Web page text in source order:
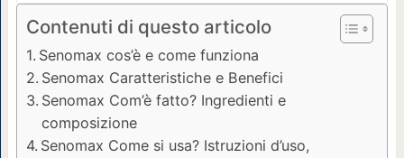
Contenuti di questo articolo
Senomax cos’è e come funziona
Senomax Caratteristiche e Benefici
Senomax Com’è fatto? Ingredienti e
composizione
Senomax Come si usa? Istruzioni d’uso,